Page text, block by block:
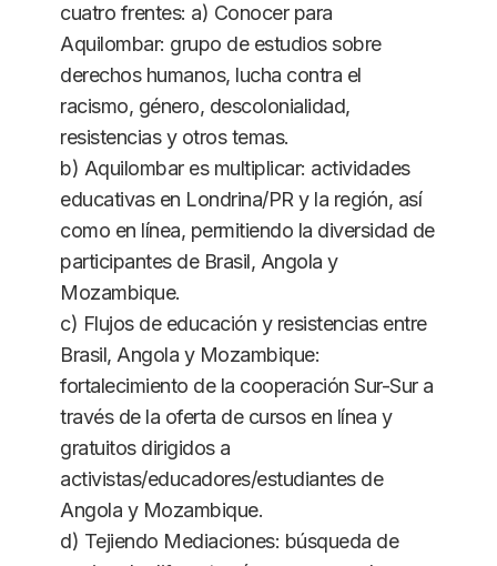
cuatro frentes: a) Conocer para
Aquilombar: grupo de estudios sobre
derechos humanos, lucha contra el
racismo, género, descolonialidad,
resistencias y otros temas.
b) Aquilombar es multiplicar: actividades
educativas en Londrina/PR y la región, así
como en línea, permitiendo la diversidad de
participantes de Brasil, Angola y
Mozambique.
c) Flujos de educación y resistencias entre
Brasil, Angola y Mozambique:
fortalecimiento de la cooperación Sur-Sur a
través de la oferta de cursos en línea y
gratuitos dirigidos a
activistas/educadores/estudiantes de
Angola y Mozambique.
d) Tejiendo Mediaciones: búsqueda de